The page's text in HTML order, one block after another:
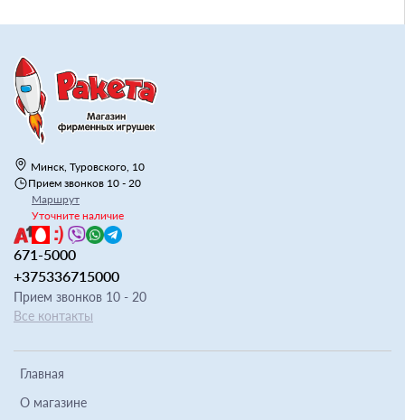
Главная
О магазине
Минск, Туровского, 10
Прием звонков 10 - 20
Маршрут
Уточните наличие
671-5000
+375336715000
Прием звонков 10 - 20
Все контакты